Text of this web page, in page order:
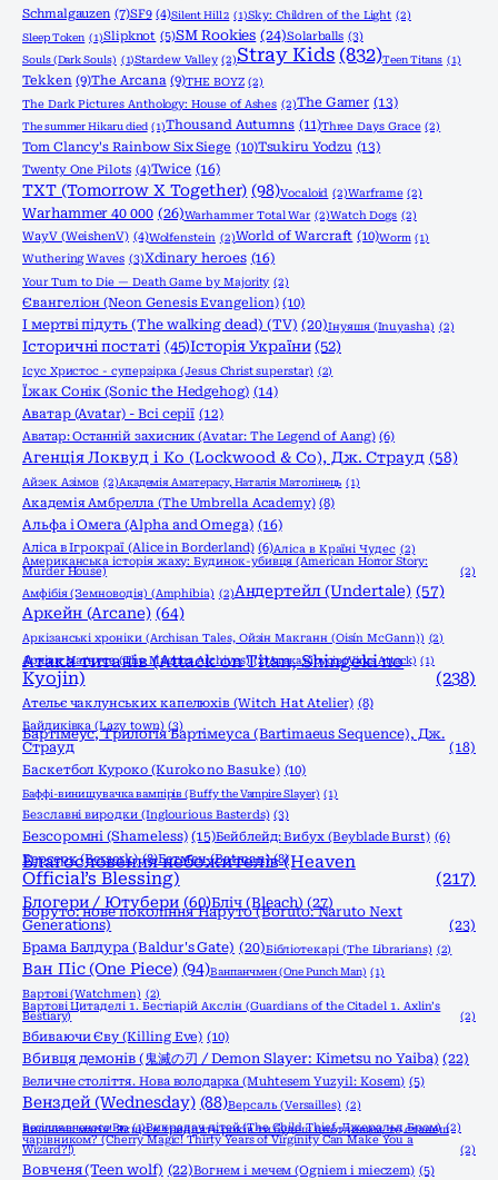
Schmalgauzen (7)SF9 (4)Silent Hill 2 (1)Sky: Children of the Light (2)
Sleep Token (1)Slipknot (5)SM Rookies (24)Solarballs (3)
Souls (Dark Souls) (1)Stardew Valley (2)Stray Kids (832)Teen Titans (1)
Tekken (9)The Arcana (9)THE BOYZ (2)
The Dark Pictures Anthology: House of Ashes (2)The Gamer (13)
The summer Hikaru died (1)Thousand Autumns (11)Three Days Grace (2)
Tom Clancy's Rainbow Six Siege (10)Tsukiru Yodzu (13)
Twenty One Pilots (4)Twice (16)
TXT (Tomorrow X Together) (98)Vocaloid (2)Warframe (2)
Warhammer 40 000 (26)Warhammer Total War (2)Watch Dogs (2)
WayV (WeishenV) (4)Wolfenstein (2)World of Warcraft (10)Worm (1)
Wuthering Waves (3)Xdinary heroes (16)
Your Turn to Die — Death Game by Majority (2)
Євангеліон (Neon Genesis Evangelion) (10)
І мертві підуть (The walking dead) (TV) (20)Інуяшя (Inuyasha) (2)
Історичні постаті (45)Історія України (52)
Ісус Христос - суперзірка (Jesus Christ superstar) (2)
Їжак Сонік (Sonic the Hedgehog) (14)
Аватар (Avatar) - Всі серії (12)
Аватар: Останній захисник (Avatar: The Legend of Aang) (6)
Агенція Локвуд і Кo (Lockwood & Co), Дж. Страуд (58)
Айзек Азімов (2)Академія Аматерасу, Наталія Матолінець (1)
Академія Амбрелла (The Umbrella Academy) (8)
Альфа і Омега (Alpha and Omega) (16)
Аліса в Ігрокраї (Alice in Borderland) (6)Аліса в Країні Чудес (2)
Американська історія жаху: Будинок-убивця (American Horror Story:
Murder House)
(2)
Амфібія (Земноводія) (Amphibia) (2)Андертейл (Undertale) (57)
Аркейн (Arcane) (64)
Аркізанські хроніки (Archisan Tales, Ойзін Макганн (Oisín McGann)) (2)
Архіви Маґнуса (The Magnus Archives) (2)Атака вірусів (Virus Attack) (1)
Атака титанів (Attack on Titan, Shingeki no
Kyojin)
(238)
Ательє чаклунських капелюхів (Witch Hat Atelier) (8)
Байдиківка (Lazy town) (3)
Бартімеус, Трилогія Бартімеуса (Bartimaeus Sequence), Дж.
Страуд
(18)
Баскетбол Куроко (Kuroko no Basuke) (10)
Баффі-винищувачка вампірів (Buffy the Vampire Slayer) (1)
Безславні виродки (Inglourious Basterds) (3)
Безсоромні (Shameless) (15)Бейблейд: Вибух (Beyblade Burst) (6)
Берсерк (Berserk) (8)Бетмен (Batman) (8)
Благословення небожителів (Heaven
Official’s Blessing)
(217)
Блогери / Ютубери (60)Бліч (Bleach) (27)
Боруто: нове покоління Наруто (Boruto: Naruto Next
Generations)
(23)
Брама Балдура (Baldur's Gate) (20)Бібліотекарі (The Librarians) (2)
Ван Піс (One Piece) (94)Ванпанчмен (One Punch Man) (1)
Вартові (Watchmen) (2)
Вартові Цитаделі 1. Бестіарій Акслін (Guardians of the Citadel 1. Axlin’s
Bestiary)
(2)
Вбиваючи Єву (Killing Eve) (10)
Вбивця демонів (鬼滅の刃 / Demon Slayer: Kimetsu no Yaiba) (22)
Величне століття. Нова володарка (Muhtesem Yuzyil: Kosem) (5)
Венздей (Wednesday) (88)Версаль (Versailles) (2)
Весілля вченого Рю (1)Викрадач дітей (The Child Thief, Джеральд Бром) (2)
Вишнева магія! Якщо в тридцять років ти будеш цнотливим, то станеш
чарівником? (Cherry Magic! Thirty Years of Virginity Can Make You a
Wizard?!)
(2)
Вовченя (Teen wolf) (22)Вогнем і мечем (Ogniem i mieczem) (5)